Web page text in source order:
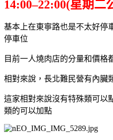
14:00–22:00(星期二
基本上在東寧路也是不太好停
停車位
目前一人燒肉店的分量和價格
相對來說，長北難民營有內臟
這家相對來說沒有特殊類可以
類的可以加點